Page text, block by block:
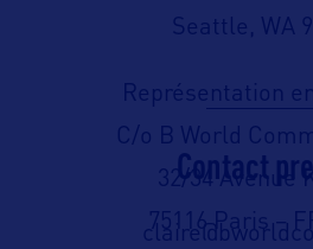
Seattle, WA
Représentation
C/o B World
32/34 Avenue
75116 Paris –
Contact